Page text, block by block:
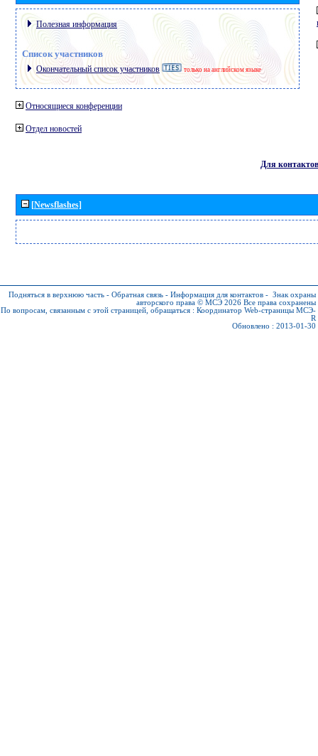
Полезная информация
Список участников
Окончательный список участников только на английском языке
Относящиеся конференции
Отдел новостей
Для контактов
[Newsflashes]
Подняться в верхнюю часть - Обратная связь - Информация для контактов - Знак охраны
авторского права © МСЭ 2026 Все права сохранены
По вопросам, связанным с этой страницей, обращаться : Координатор Web-страницы МСЭ-
R
Обновлено : 2013-01-30